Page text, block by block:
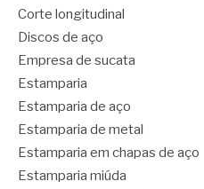
Corte longitudinal
Discos de aço
Empresa de sucata
Estamparia
Estamparia de aço
Estamparia de metal
Estamparia em chapas de aço
Estamparia miúda